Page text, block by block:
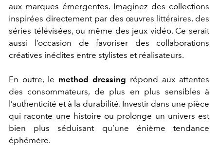
aux marques émergentes. Imaginez des collections
inspirées directement par des œuvres littéraires, des
séries télévisées, ou même des jeux vidéo. Ce serait
aussi l’occasion de favoriser des collaborations
créatives inédites entre stylistes et réalisateurs.
En outre, le method dressing répond aux attentes
des consommateurs, de plus en plus sensibles à
l’authenticité et à la durabilité. Investir dans une pièce
qui raconte une histoire ou prolonge un univers est
bien plus séduisant qu’une énième tendance
éphémère.